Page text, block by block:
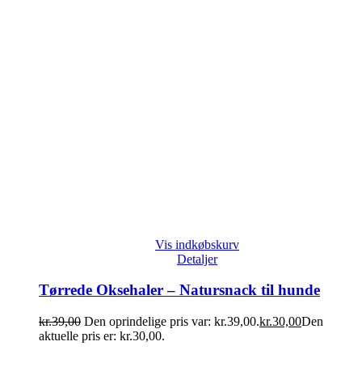
Vis indkøbskurv
Detaljer
Tørrede Oksehaler – Natursnack til hunde
kr.39,00 Den oprindelige pris var: kr.39,00.kr.30,00Den
aktuelle pris er: kr.30,00.